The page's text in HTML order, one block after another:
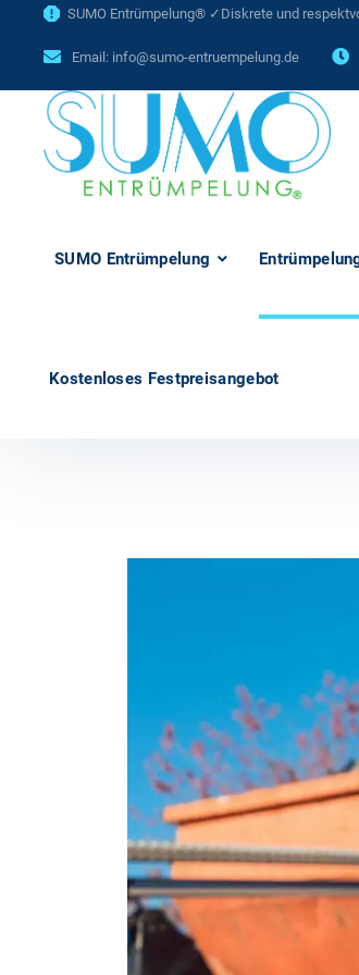
SUMO Entrümpelung® ✓Diskrete und
Email: info@sumo-entruempelung.de
SUMO Entrümpelung
Kostenloses Festpreisangebot